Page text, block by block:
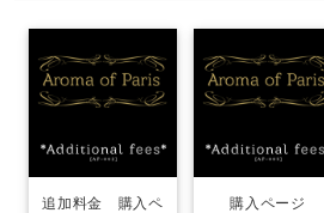
追加料金 購入ペ
購入ページ